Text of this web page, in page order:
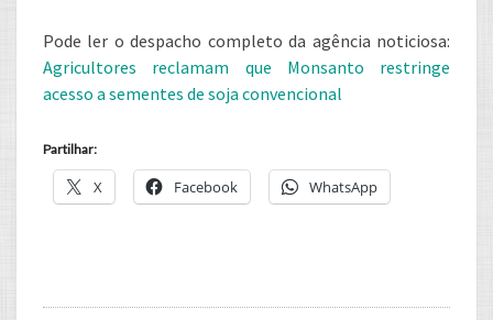
Pode ler o despacho completo da agência noticiosa:
Agricultores reclamam que Monsanto restringe
acesso a sementes de soja convencional
Partilhar:
X Facebook WhatsApp